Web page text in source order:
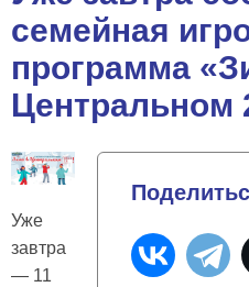
семейная
программа
Центральном
Уже
завтра
— 11